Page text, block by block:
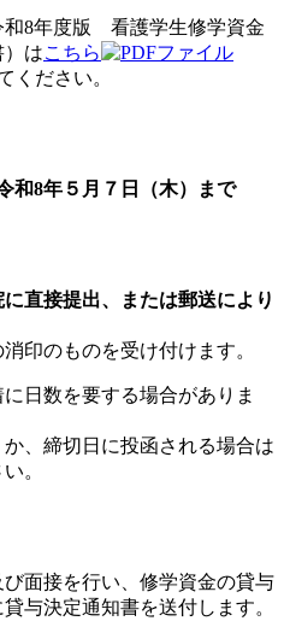
8年度版 看護学生修学資金
はこちら
ください。
和8年５月７日（木）まで
直接提出、または郵送により
印のものを受け付けます。
日数を要する場合がありま
、締切日に投函される場合は
。
面接を行い、修学資金の貸与
与決定通知書を送付します。